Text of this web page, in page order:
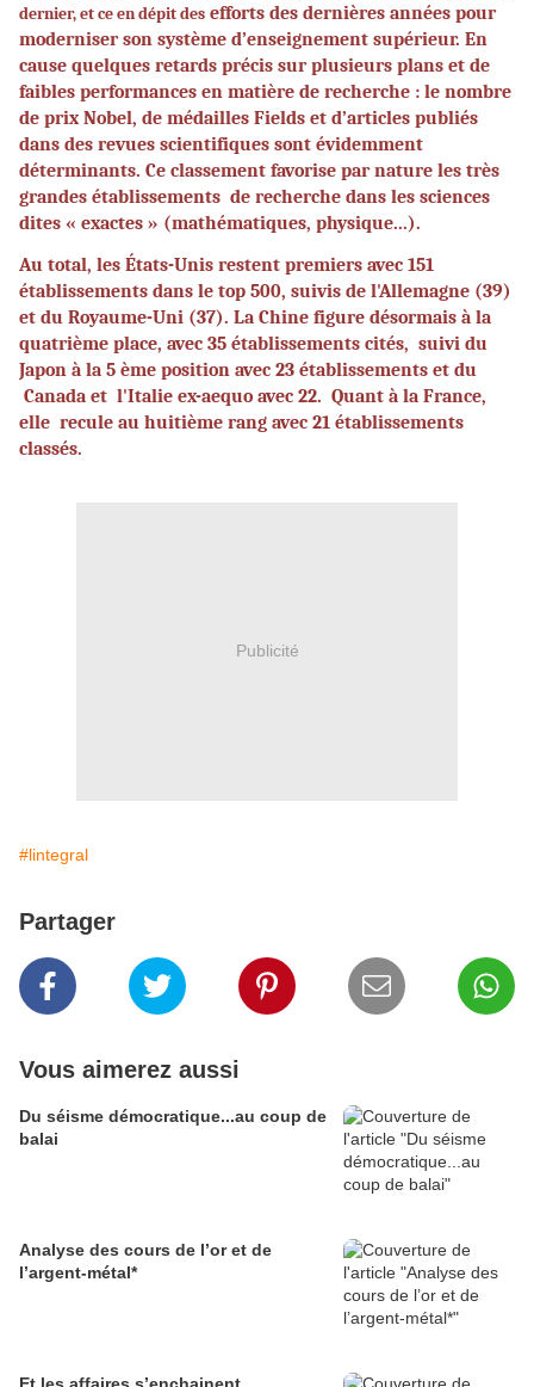
dernier, et ce en dépit des efforts des dernières années pour
moderniser son système d’enseignement supérieur. En
cause quelques retards précis sur plusieurs plans et de
faibles performances en matière de recherche : le nombre
de prix Nobel, de médailles Fields et d’articles publiés
dans des revues scientifiques sont évidemment
déterminants. Ce classement favorise par nature les très
grandes établissements de recherche dans les sciences
dites « exactes » (mathématiques, physique...).
Au total, les États-Unis restent premiers avec 151
établissements dans le top 500, suivis de l'Allemagne (39)
et du Royaume-Uni (37). La Chine figure désormais à la
quatrième place, avec 35 établissements cités, suivi du
Japon à la 5 ème position avec 23 établissements et du
Canada et l'Italie ex-aequo avec 22. Quant à la France,
elle recule au huitième rang avec 21 établissements
classés.
Publicité
#lintegral
Partager
Vous aimerez aussi
Du séisme démocratique...au coup de
balai
Analyse des cours de l’or et de
l’argent-métal*
Et les affaires s’enchainent...